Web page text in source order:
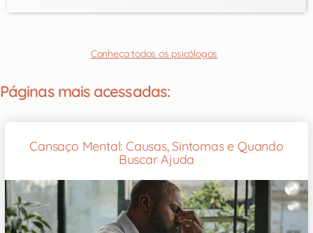
Conheça todos os psicólogos
Páginas mais acessadas:
Cansaço Mental: Causas, Sintomas e Quando
Buscar Ajuda